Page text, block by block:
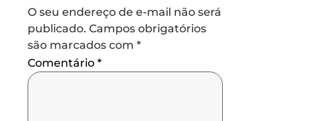
O seu endereço de e-mail não será
publicado. Campos obrigatórios
são marcados com *
Comentário *